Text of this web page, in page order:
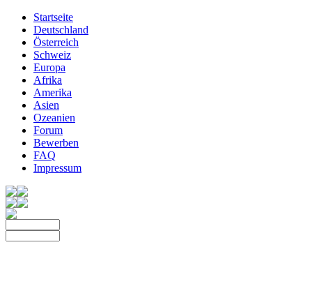
Startseite
Deutschland
Österreich
Schweiz
Europa
Afrika
Amerika
Asien
Ozeanien
Forum
Bewerben
FAQ
Impressum